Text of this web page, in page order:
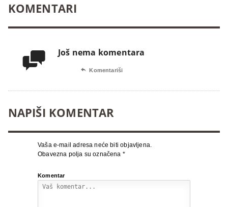
KOMENTARI
 Još nema komentara
 Komentariši
NAPIŠI KOMENTAR
Vaša e-mail adresa neće biti objavljena.
Obavezna polja su označena *
Komentar